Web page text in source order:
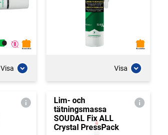
Visa Visa
Lim- och
tätningsmassa
SOUDAL Fix ALL
Crystal PressPack